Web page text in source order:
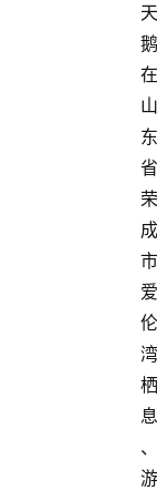
天
鹅
在
山
东
省
荣
成
市
爱
伦
湾
栖
息
、
游